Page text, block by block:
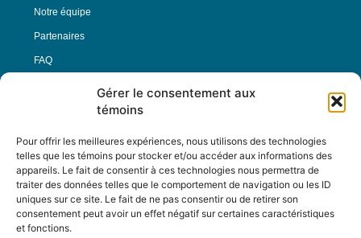
Gérer le consentement aux
témoins
Pour offrir les meilleures expériences, nous utilisons des technologies
telles que les témoins pour stocker et/ou accéder aux informations des
appareils. Le fait de consentir à ces technologies nous permettra de
traiter des données telles que le comportement de navigation ou les ID
uniques sur ce site. Le fait de ne pas consentir ou de retirer son
consentement peut avoir un effet négatif sur certaines caractéristiques
et fonctions.
Notre équipe
Partenaires
FAQ
Nous Suivre